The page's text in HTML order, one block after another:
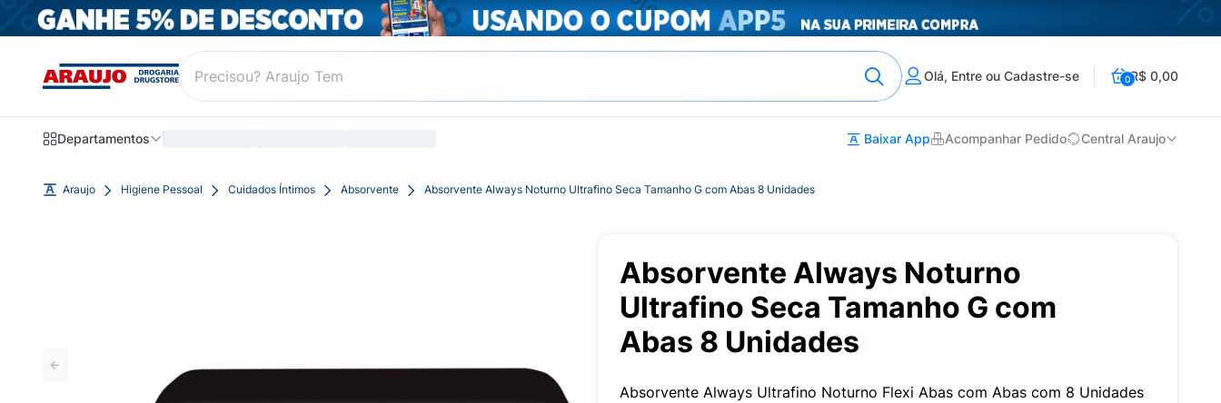
Olá, Entre ou Cadastre-se 0R$ 0,00
Departamentos Baixar App Acompanhar Pedido Central Araujo
Araujo Higiene Pessoal Cuidados Íntimos Absorvente Absorvente Always Noturno Ultrafino Seca Tamanho G com Abas 8 Unidades
Absorvente Always Noturno
Ultrafino Seca Tamanho G com
Abas 8 Unidades
Absorvente Always Ultrafino Noturno Flexi Abas com Abas com 8 Unidades